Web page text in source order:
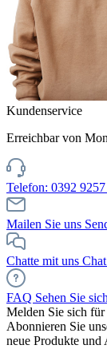
Kundenservice
Erreichbar von
Telefon: 0392
Mailen Sie uns
Chatte mit uns
FAQ Sehen Sie
Melden Sie sich
Abonnieren Sie
neue Produkte